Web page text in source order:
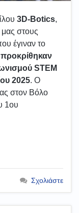
3D-Botics,
στους
έγιναν το
προκρίθηκαν
STEM
2025. Ο
στον Βόλο
1ου
Σχολιάστε